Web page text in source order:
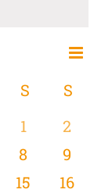
Monat
S SAMSTAG
S
0
1
0
2
0
8
0
9
0
15
0
16